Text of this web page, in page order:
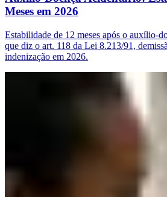
Meses em 2026
Estabilidade de 12 meses após o auxílio-
que diz o art. 118 da Lei 8.213/91,
indenização em 2026.